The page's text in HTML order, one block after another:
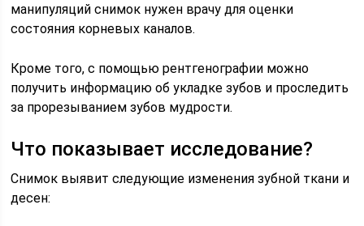
манипуляций снимок нужен врачу для оценки
состояния корневых каналов.
Кроме того, с помощью рентгенографии можно
получить информацию об укладке зубов и проследить
за прорезыванием зубов мудрости.
Что показывает исследование?
Снимок выявит следующие изменения зубной ткани и
десен: